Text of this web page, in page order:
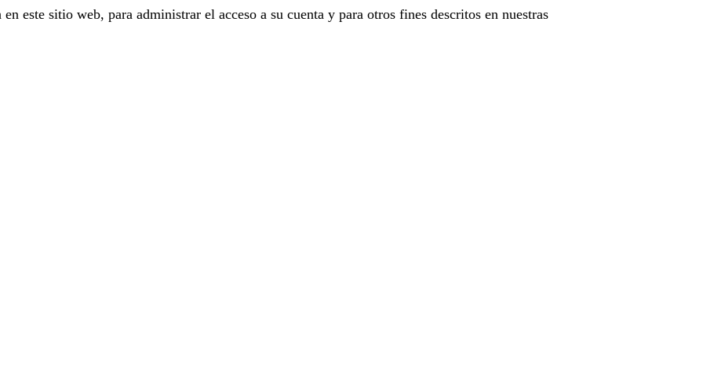
este sitio web, para administrar el acceso a su cuenta y para otros fines descritos en nuestras